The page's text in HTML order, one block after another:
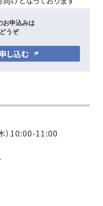
お申込みは
うぞ
し込む
）10:00-11:00